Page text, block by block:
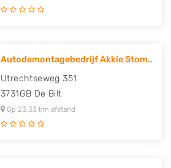
Autodemontagebedrijf Akkie Stom..
Utrechtseweg 351
3731GB De Bilt
Op 23,33 km afstand